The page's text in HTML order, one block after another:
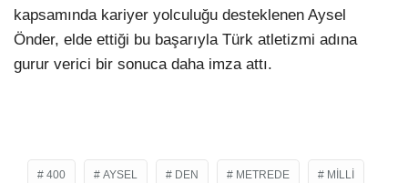
kapsamında kariyer yolculuğu desteklenen Aysel
Önder, elde ettiği bu başarıyla Türk atletizmi adına
gurur verici bir sonuca daha imza attı.
400 AYSEL DEN METREDE MILLI